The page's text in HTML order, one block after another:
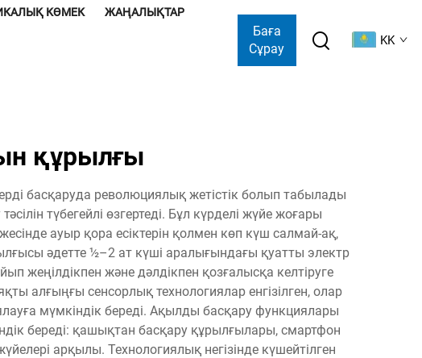
КӨМЕК ЖАҢАЛЫҚТАР
Баға
Сұрау
KK
құрылғы
басқаруда революциялық жетістік болып табылады
түбегейлі өзгертеді. Бұл күрделі жүйе жоғары
ауыр қора есіктерін қолмен көп күш салмай-ақ,
әдетте ½–2 ат күші аралығындағы қуатты электр
жеңілдікпен және дәлдікпен қозғалысқа келтіруге
алғыңғы сенсорлық технологиялар енгізілген, олар
мүмкіндік береді. Ақылды басқару функциялары
береді: қашықтан басқару құрылғылары, смартфон
арқылы. Технологиялық негізінде күшейтілген